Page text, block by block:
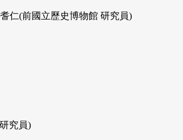
仁(前國立歷史博物館 研究員)
究員)